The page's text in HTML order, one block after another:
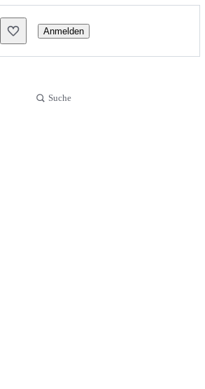
Anmelden
Suche